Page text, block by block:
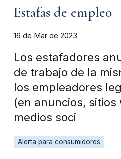
Estafas de empleo
16 de Mar de 2023
Los estafadores
de trabajo de la
los empleadores
(en anuncios,
medios soci
Alerta para consumidores